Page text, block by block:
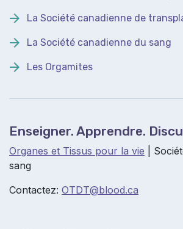
La Société canadienne de
La Société canadienne du sang
Les Orgamites
Enseigner. Apprendre.
Organes et Tissus pour la vie |
sang
Contactez: OTDT@blood.ca